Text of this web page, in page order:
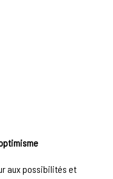
aux possibilités et